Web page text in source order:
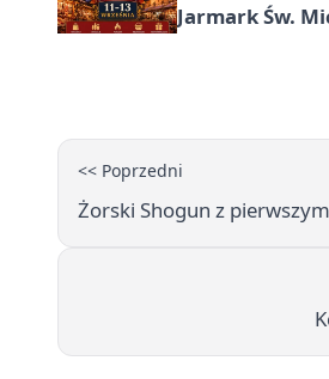
Jarmark Św.
<< Poprzedni
Żorski Shogun z